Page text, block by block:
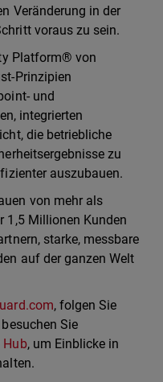
Veränderung in der
voraus zu sein.
Platform® von
Prinzipien
und
integrierten
die betriebliche
zu
auszubauen.
von mehr als
1,5 Millionen Kunden
starke, messbare
auf der ganzen Welt
, folgen Sie
Sie
Hub, um Einblicke in